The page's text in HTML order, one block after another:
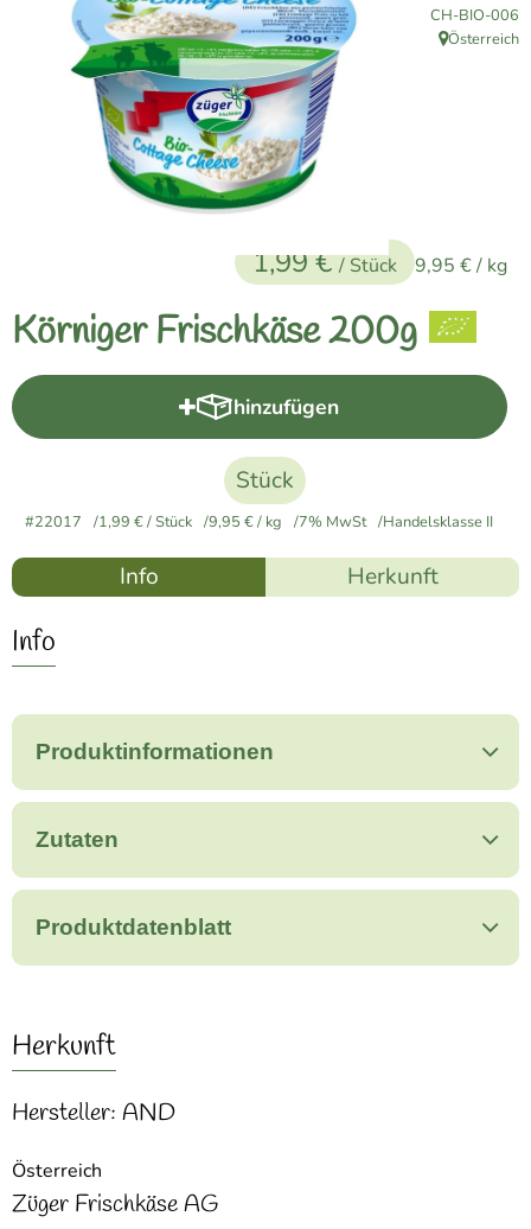
Naturkost
Vegane Küche
Naturkosmetik
Haus, Garten etc.
Verkauf
Lieferservice
Körniger Frischkäse 200g
1,99 €/ Stück 9,95 €/ kg
, Kontrollstelle:
CH-BIO-006
, Herkunft:
Österreich
hinzufügen
Produkt zum Warenkorb
Stück
#22017 1,99 €/ Stück 9,95 €/ kg 7% MwSt Handelsklasse II
Info Herkunft
Info
Produktinformationen
Zutaten
Produktdatenblatt
Herkunft
Hersteller: AND
Österreich
Züger Frischkäse AG